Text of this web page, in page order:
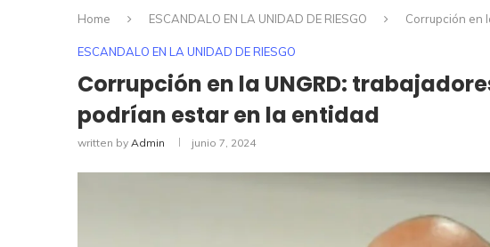
Home ESCANDALO EN LA UNIDAD DE RIESGO Corrupción en
ESCANDALO EN LA UNIDAD DE RIESGO
Corrupción en la UNGRD:
podrían estar en la entidad
written by Admin junio 7, 2024